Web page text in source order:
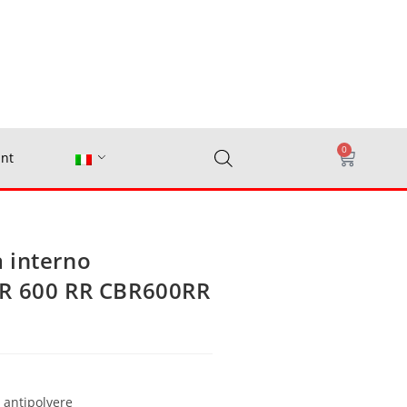
0
interno
RR CBR600RR